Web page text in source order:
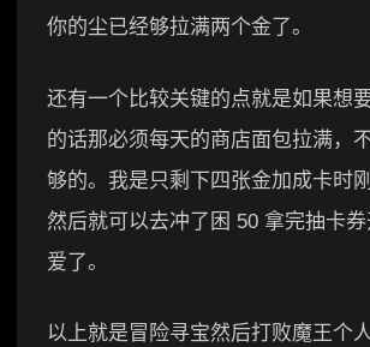
你的尘已经够拉满两个金了。
还有一个比较关键的点就是如果想
的话那必须每天的商店面包拉满，
够的。我是只剩下四张金加成卡时
然后就可以去冲了困 50 拿完抽卡
爱了。
以上就是冒险寻宝然后打败魔王个